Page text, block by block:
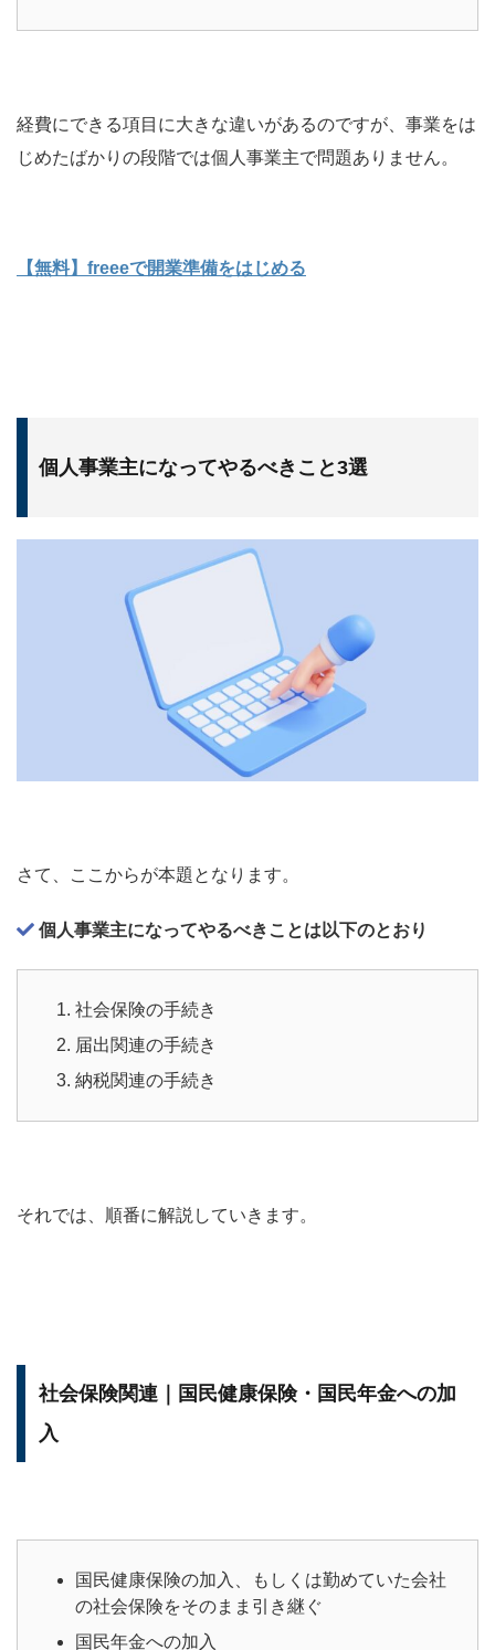
経費にできる項目に大きな違いがあるのですが、事業をは
じめたばかりの段階では個人事業主で問題ありません。
【無料】freeeで開業準備をはじめる
個人事業主になってやるべきこと3選
さて、ここからが本題となります。
個人事業主になってやるべきことは以下のとおり
社会保険の手続き
届出関連の手続き
納税関連の手続き
それでは、順番に解説していきます。
社会保険関連｜国民健康保険・国民年金への加
入
国民健康保険の加入、もしくは勤めていた会社
の社会保険をそのまま引き継ぐ
国民年金への加入